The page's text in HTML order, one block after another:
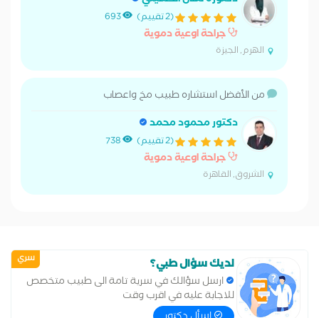
(2 تقييم) 693
جراحة اوعية دموية
الهرم, الجيزة
من الأفضل استشاره طبيب مخ واعصاب
دكتور محمود محمد
(2 تقييم) 738
جراحة اوعية دموية
الشروق, القاهرة
سري لديك سؤال طبي؟
ارسل سؤالك في سرية تامة الى طبيب متخصص
للاجابة عليه في اقرب وقت